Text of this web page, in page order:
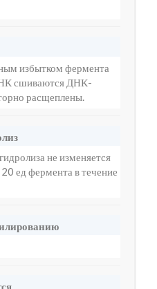
избытком фермента
сшиваются ДНК-
расщеплены.
не изменяется
ед фермента в течение